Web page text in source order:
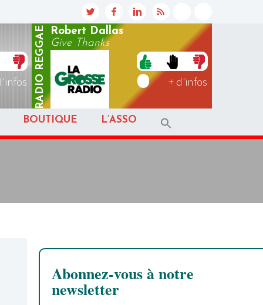
RADIO
REGGAE
Robert Dallas
Give Thanks
+ d'infos
BOUTIQUE L’ASSO
Abonnez-vous à notre
newsletter